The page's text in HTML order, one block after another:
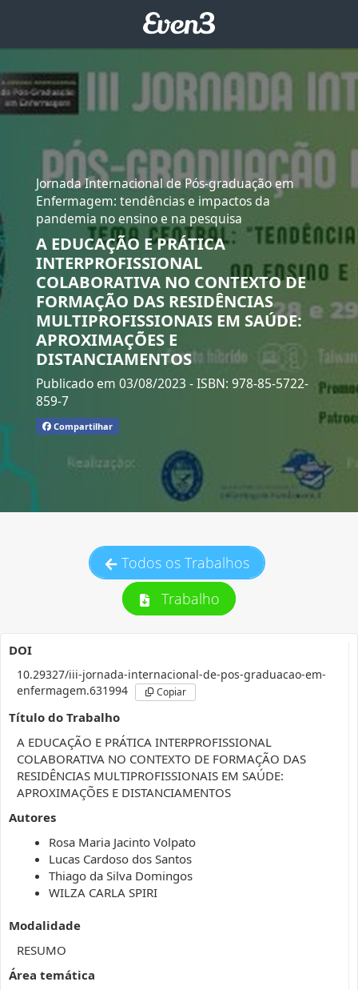
Jornada Internacional de Pós-graduação em
Enfermagem: tendências e impactos da
pandemia no ensino e na pesquisa
A EDUCAÇÃO E PRÁTICA
INTERPROFISSIONAL
COLABORATIVA NO CONTEXTO DE
FORMAÇÃO DAS RESIDÊNCIAS
MULTIPROFISSIONAIS EM SAÚDE:
APROXIMAÇÕES E
DISTANCIAMENTOS
Publicado em 03/08/2023 - ISBN: 978-85-5722-
859-7
Compartilhar
Todos os Trabalhos
Trabalho
DOI
10.29327/iii-jornada-internacional-de-pos-graduacao-em-
enfermagem.631994
Copiar
Título do Trabalho
A EDUCAÇÃO E PRÁTICA INTERPROFISSIONAL
COLABORATIVA NO CONTEXTO DE FORMAÇÃO DAS
RESIDÊNCIAS MULTIPROFISSIONAIS EM SAÚDE:
APROXIMAÇÕES E DISTANCIAMENTOS
Autores
Rosa Maria Jacinto Volpato
Lucas Cardoso dos Santos
Thiago da Silva Domingos
WILZA CARLA SPIRI
Modalidade
RESUMO
Área temática